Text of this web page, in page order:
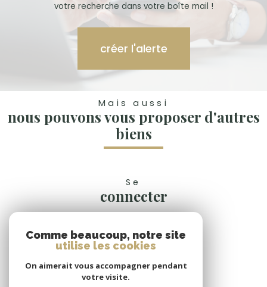
votre recherche dans votre boîte mail !
créer l'alerte
Mais aussi
nous pouvons vous proposer d'autres
biens
Se
connecter
Nous
Comme beaucoup, notre site
utilise les cookies
On aimerait vous accompagner pendant
votre visite.